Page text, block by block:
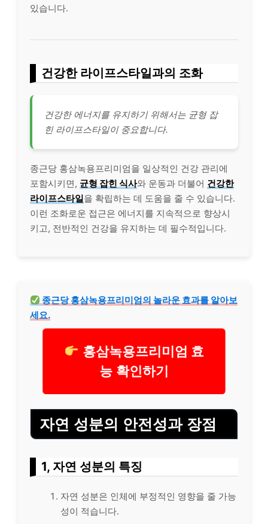
있습니다.
건강한 라이프스타일과의 조화
건강한 에너지를 유지하기 위해서는 균형 잡
힌 라이프스타일이 중요합니다.
종근당 홍삼녹용프리미엄을 일상적인 건강 관리에
포함시키면, 균형 잡힌 식사와 운동과 더불어 건강한
라이프스타일을 확립하는 데 도움을 줄 수 있습니다.
이런 조화로운 접근은 에너지를 지속적으로 향상시
키고, 전반적인 건강을 유지하는 데 필수적입니다.
종근당 홍삼녹용프리미엄의 놀라운 효과를 알아보
세요.
홍삼녹용프리미엄 효
능 확인하기
자연 성분의 안전성과 장점
1, 자연 성분의 특징
자연 성분은 인체에 부정적인 영향을 줄 가능
성이 적습니다.